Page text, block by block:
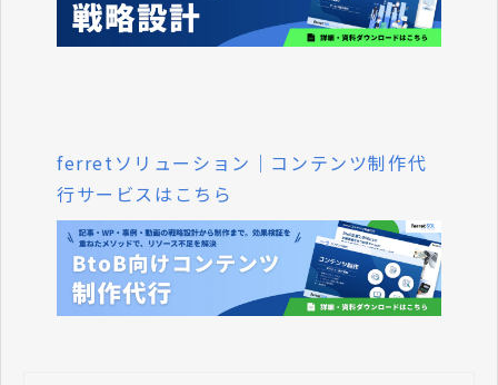
ferretソリューション｜コンテンツ制作代
行サービスはこちら